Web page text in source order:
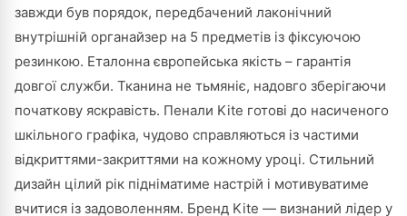
завжди був порядок, передбачений лаконічний
внутрішній органайзер на 5 предметів із фіксуючою
резинкою. Еталонна європейська якість – гарантія
довгої служби. Тканина не тьмяніє, надовго зберігаючи
початкову яскравість. Пенали Kite готові до насиченого
шкільного графіка, чудово справляються із частими
відкриттями-закриттями на кожному уроці. Стильний
дизайн цілий рік підніматиме настрій і мотивуватиме
вчитися із задоволенням. Бренд Kite — визнаний лідер у